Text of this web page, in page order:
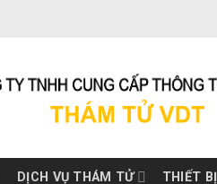
DỊCH VỤ THÁM TỬ THIẾT BỊ